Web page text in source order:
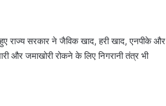
राज्य सरकार ने जैविक खाद, हरी खाद, एनपीके और
और जमाखोरी रोकने के लिए निगरानी तंत्र भी